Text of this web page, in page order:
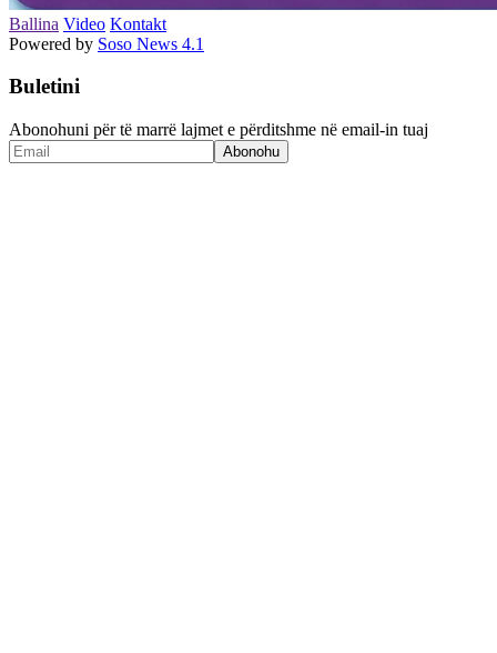
Ballina Video Kontakt
Powered by Soso News 4.1
Buletini
Abonohuni për të marrë lajmet e përditshme në email-in tuaj
Abonohu